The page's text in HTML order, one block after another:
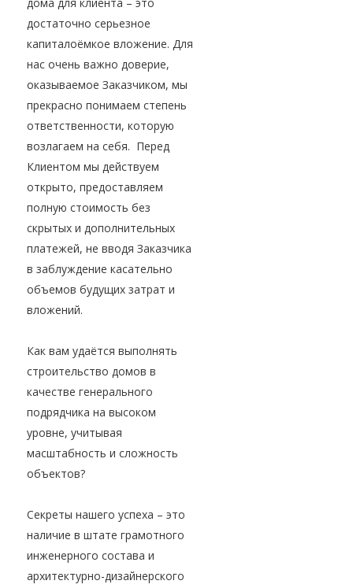
достаточно серьезное
капиталоёмкое вложение. Для
нас очень важно доверие,
оказываемое Заказчиком, мы
прекрасно понимаем степень
ответственности, которую
возлагаем на себя. Перед
Клиентом мы действуем
открыто, предоставляем
полную стоимость без
скрытых и дополнительных
платежей, не вводя Заказчика
в заблуждение касательно
объемов будущих затрат и
вложений.
Как вам удаётся выполнять
строительство домов в
качестве генерального
подрядчика на высоком
уровне, учитывая
масштабность и сложность
объектов?
Секреты нашего успеха – это
наличие в штате грамотного
инженерного состава и
архитектурно-дизайнерского